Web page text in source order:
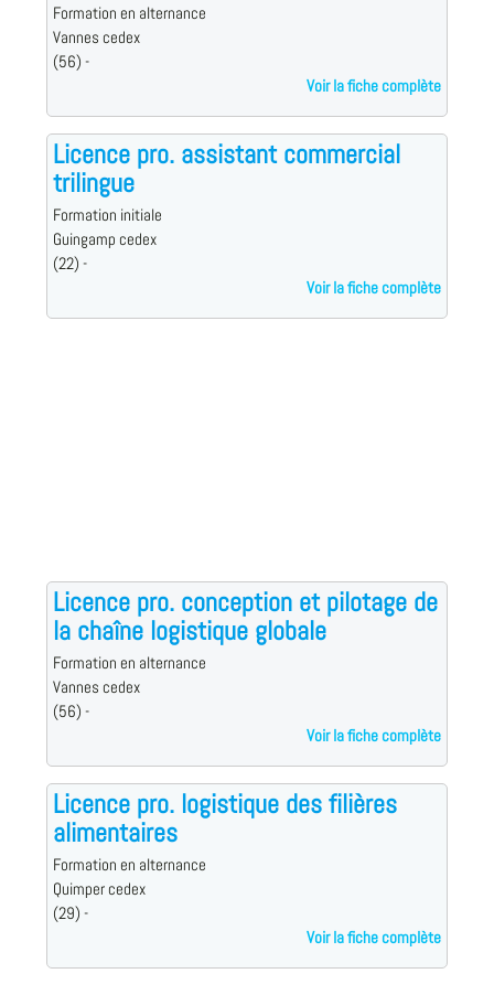
Formation en alternance
Vannes cedex
(56) -
Voir la fiche complète
Licence pro. assistant commercial
trilingue
Formation initiale
Guingamp cedex
(22) -
Voir la fiche complète
Licence pro. conception et pilotage de
la chaîne logistique globale
Formation en alternance
Vannes cedex
(56) -
Voir la fiche complète
Licence pro. logistique des filières
alimentaires
Formation en alternance
Quimper cedex
(29) -
Voir la fiche complète